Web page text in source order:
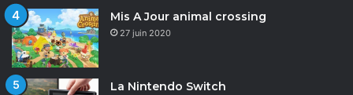
Mis A Jour animal crossing
27 juin 2020
La Nintendo Switch